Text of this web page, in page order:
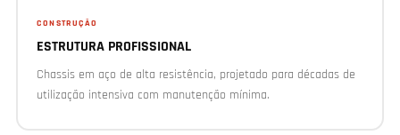
CONSTRUÇÃO
ESTRUTURA PROFISSIONAL
Chassis em aço de alta resistência, projetado para décadas de
utilização intensiva com manutenção mínima.